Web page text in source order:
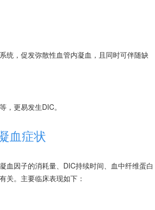
统，促发弥散性血管内凝血 ，且同时可伴随缺
，更易发生DIC。
血症状
血因子的消耗量、DIC持续时间、血中纤维蛋白
关。主要临床表现如下：